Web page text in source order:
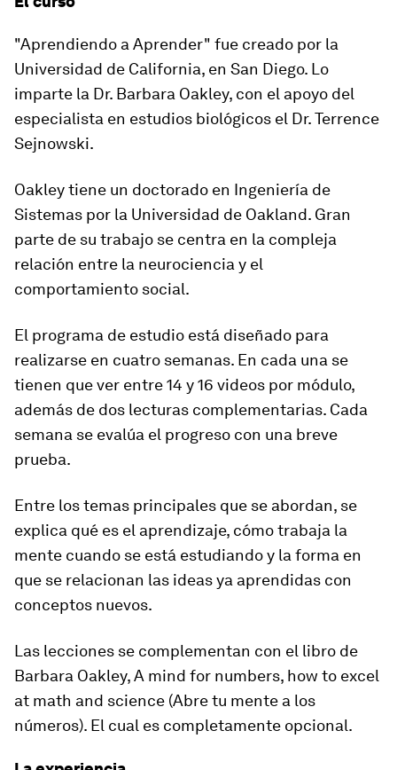
"Aprendiendo a Aprender" fue creado por la
Universidad de California, en San Diego. Lo
imparte la Dr. Barbara Oakley, con el apoyo del
especialista en estudios biológicos el Dr. Terrence
Sejnowski.
Oakleytiene un doctorado en Ingeniería de
Sistemas por la Universidad de Oakland. Gran
parte de su trabajo se centra en la compleja
relación entre la neurociencia y el
comportamiento social.
El programa de estudio está diseñado para
realizarse en cuatro semanas. En cada una se
tienen que ver entre14 y 16 videos por módulo,
además de dos lecturas complementarias. Cada
semana se evalúa el progreso con una breve
prueba.
Entre los temas principales que se abordan, se
explica qué es el aprendizaje, cómo trabaja la
mente cuando se está estudiando y la forma en
que se relacionan las ideas ya aprendidas con
conceptos nuevos.
Las lecciones se complementan con el libro de
Barbara Oakley,A mind for numbers, how to excel
at math and science (Abre tu mente a los
números). El cual es completamente opcional.